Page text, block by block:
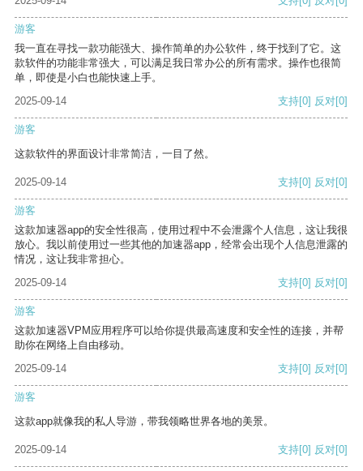
游客
我一直在寻找一款功能强大、操作简单的办公软件，终于找到了它。这
款软件的功能非常强大，可以满足我日常办公的所有需求。操作也很简
单，即使是小白也能快速上手。
2025-09-14
支持[0] 反对[0]
游客
这款软件的界面设计非常简洁，一目了然。
2025-09-14 支持[0] 反对[0]
游客
这款加速器app的安全性很高，使用过程中不会泄露个人信息，这让我很
放心。我以前使用过一些其他的加速器app，经常会出现个人信息泄露的
情况，这让我非常担心。
2025-09-14
支持[0] 反对[0]
游客
这款加速器VPM应用程序可以给你提供最高速度和安全性的连接，并帮
助你在网络上自由移动。
2025-09-14
支持[0] 反对[0]
游客
这款app就像我的私人导游，带我领略世界各地的美景。
2025-09-14 支持[0] 反对[0]